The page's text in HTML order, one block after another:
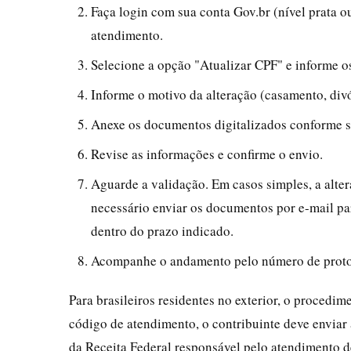
Faça login com sua conta Gov.br (nível prata
atendimento.
Selecione a opção "Atualizar CPF" e informe
Informe o motivo da alteração (casamento,
Anexe os documentos digitalizados conforme
Revise as informações e confirme o envio.
Aguarde a validação. Em casos simples, a
necessário enviar os documentos por e-mail
dentro do prazo indicado.
Acompanhe o andamento pelo número de
Para brasileiros residentes no exterior, o
código de atendimento, o contribuinte deve
da Receita Federal responsável pelo